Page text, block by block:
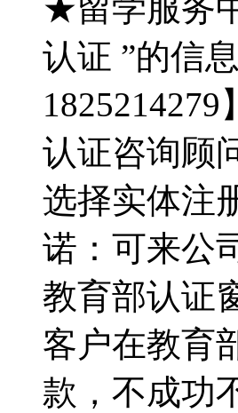
★留学服务
认证 ”的信
1825214279】
认证咨询顾
选择实体注
诺：可来公
教育部认证
客户在教育
款，不成功